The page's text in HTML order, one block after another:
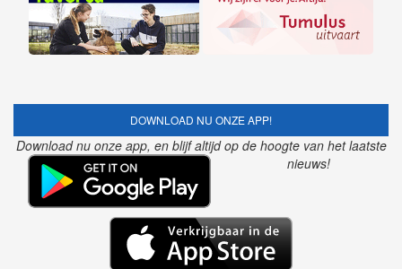
DOWNLOAD NU ONZE APP!
Download nu onze app, en blijf altijd op de hoogte van het laatste
nieuws!